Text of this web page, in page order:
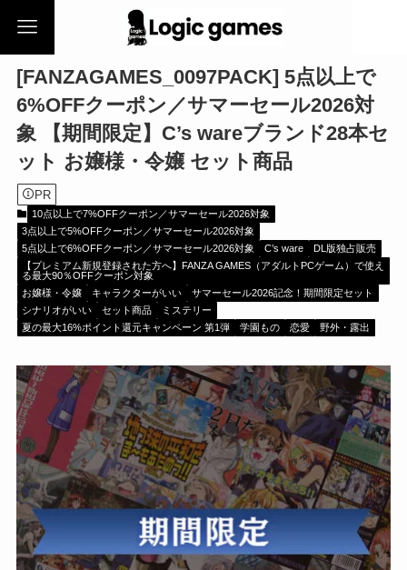
[FANZAGAMES_0097PACK] 5点以上で
6%OFFクーポン／サマーセール2026対
象 【期間限定】C’s wareブランド28本セ
ット お嬢様・令嬢 セット商品
PR
10点以上で7%OFFクーポン／サマーセール2026対象
3点以上で5%OFFクーポン／サマーセール2026対象
5点以上で6%OFFクーポン／サマーセール2026対象
C’s ware
DL版独占販売
【プレミアム新規登録された方へ】FANZA GAMES（アダルトPCゲーム）で使え
る最大90％OFFクーポン対象
お嬢様・令嬢
キャラクターがいい
サマーセール2026記念！期間限定セット
シナリオがいい
セット商品
ミステリー
夏の最大16%ポイント還元キャンペーン 第1弾
学園もの 恋愛 野外・露出